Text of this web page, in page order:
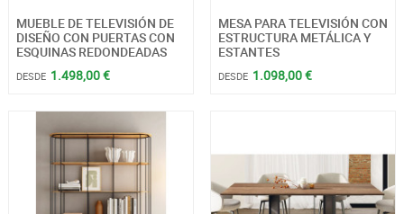
MUEBLE DE TELEVISIÓN DE
DISEÑO CON PUERTAS CON
ESQUINAS REDONDEADAS
DESDE 1.498,00 €
MESA PARA TELEVISIÓN CON
ESTRUCTURA METÁLICA Y
ESTANTES
DESDE 1.098,00 €